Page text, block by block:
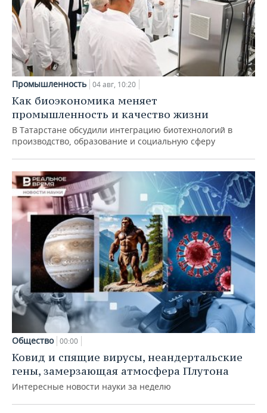
Промышленность 04 авг, 10:20
Как биоэкономика меняет
промышленность и качество жизни
В Татарстане обсудили интеграцию биотехнологий в
производство, образование и социальную сферу
Общество 00:00
Ковид и спящие вирусы, неандертальские
гены, замерзающая атмосфера Плутона
Интересные новости науки за неделю